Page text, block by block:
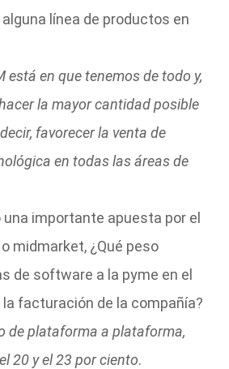
línea de productos en
está en que tenemos de todo y,
la mayor cantidad posible
favorecer la venta de
en todas las áreas de
importante apuesta por el
midmarket, ¿Qué peso
de software a la pyme en el
facturación de la compañía?
de plataforma a plataforma,
20 y el 23 por ciento.